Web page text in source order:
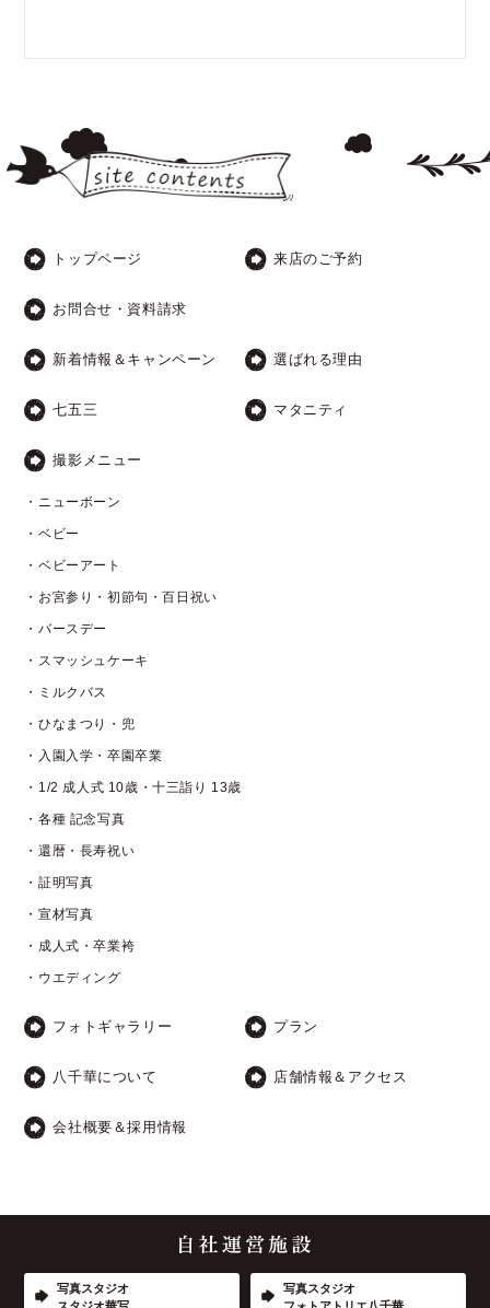
トップページ 来店のご予約
お問合せ・資料請求
新着情報＆キャンペーン 選ばれる理由
七五三 マタニティ
撮影メニュー
・ニューボーン
・ベビー
・ベビーアート
・お宮参り・初節句・百日祝い
・バースデー
・スマッシュケーキ
・ミルクバス
・ひなまつり・兜
・入園入学・卒園卒業
・1/2 成人式 10歳・十三詣り 13歳
・各種 記念写真
・還暦・長寿祝い
・証明写真
・宣材写真
・成人式・卒業袴
・ウエディング
フォトギャラリー プラン
八千華について 店舗情報＆アクセス
会社概要＆採用情報
写真スタジオ
写真スタジオ